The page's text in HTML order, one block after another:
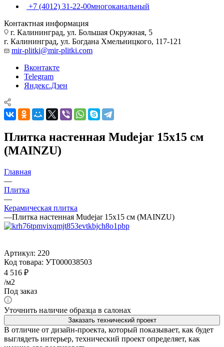
+7 (4012) 31-22-00многоканальный
Контактная информация
г. Калининград, ул. Большая Окружная, 5
г. Калининград, ул. Богдана Хмельницкого, 117-121
mir-plitki@mir-plitki.com
Вконтакте
Telegram
Яндекс.Дзен
Плитка настенная Mudejar 15x15 см
(MAINZU)
Главная
—
Плитка
—
Керамическая плитка
—Плитка настенная Mudejar 15x15 см (MAINZU)
Артикул: 220
Код товара: УТ000038503
4 516 ₽
/м2
Под заказ
Уточнить наличие образца в салонах
Заказать технический проект
В отличие от дизайн-проекта, который показывает, как будет
выглядеть интерьер, технический проект определяет, как